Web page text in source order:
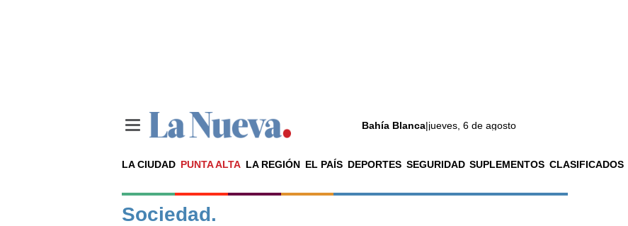
Bahía Blanca|jueves, 6 de agosto
LA CIUDAD PUNTA ALTA LA REGIÓN EL PAÍS DEPORTES SEGURIDAD SUPLEMENTOS CLASIFICADOS
Noticias
La ciudad
Sociedad.